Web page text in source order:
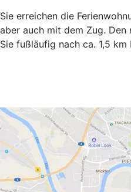
Sie erreichen die
aber auch mit dem Zug. Den
Sie fußläufig nach ca. 1,5